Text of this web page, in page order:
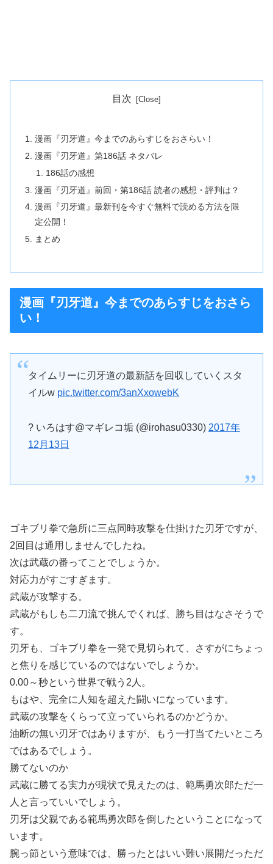
目次
漫画『刃牙道』今までのあらすじをおさらい！
漫画『刃牙道』第186話 ネタバレ
186話の感想
漫画『刃牙道』前回・第186話 読者の感想・評判は？
漫画『刃牙道』最新刊を今すぐ無料で読める方法を限
定公開！
まとめ
漫画『刃牙道』今までのあらすじをおさら
い！
タイムリーに刃牙道の最新話を回収していくスタ
イルw pic.twitter.com/3anXxowebK
? いろはす@マギレコ垢 (@irohasu0330) 2017年
12月13日
ゴキブリ拳で急所に三点同時攻撃を仕掛けた刃牙ですが、
2回目は通用しませんでしたね。
次は武蔵の番ってことでしょうか。
対応力がすごすぎます。
武蔵が攻撃する。
武蔵がもしも二刀流で挑んでくれば、勝ち目はなさそうで
す。
刃牙も、ゴキブリ拳を一発で見切られて、さすがにちょっ
と焦りを感じているのではないでしょうか。
0.00～秒という世界で戦う2人。
もはや、完全に人知を超えた闘いになっています。
武蔵の攻撃をくらって立っていられるのかどうか。
油断の無い刃牙ではありますが、もう一打当てたいところ
ではあるでしょう。
勝てないのか
武蔵に勝てる実力が現状で見えたのは、範馬勇次郎ただ一
人と言っていいでしょう。
刃牙は父親である範馬勇次郎を倒したということになって
います。
腕っ節という意味では、勝ったとはいい難い展開だっただ